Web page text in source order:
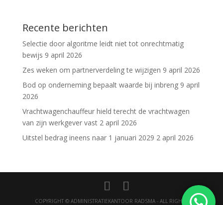
Recente berichten
Selectie door algoritme leidt niet tot onrechtmatig
bewijs 9 april 2026
Zes weken om partnerverdeling te wijzigen 9 april 2026
Bod op onderneming bepaalt waarde bij inbreng 9 april
2026
Vrachtwagenchauffeur hield terecht de vrachtwagen
van zijn werkgever vast 2 april 2026
Uitstel bedrag ineens naar 1 januari 2029 2 april 2026
COPYRIGHT © ADMINISTRATIEKANTOOR RADSMA - ALL RIGHTS